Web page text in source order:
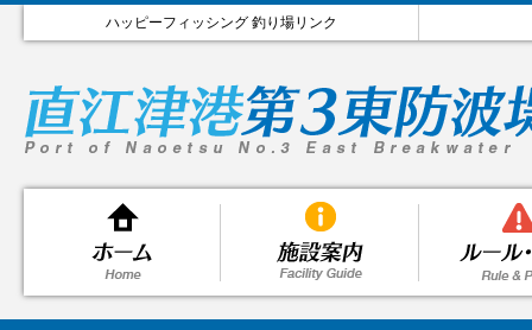
ハッピーフィッシング 釣り場リンク